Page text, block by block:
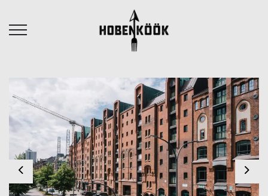
Previous